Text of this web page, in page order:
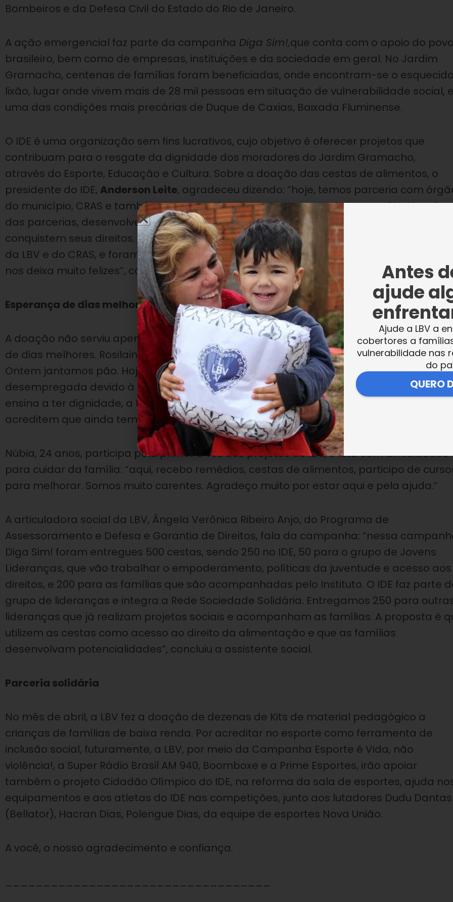
Bombeiros e da Defesa Civil do Estado do Rio de Janeiro.
A ação emergencial faz parte da campanha Diga Sim!,que conta com o apoio do
brasileiro, bem como de empresas, instituições e da sociedade em geral. No Jardim
Gramacho, centenas de famílias foram beneficiadas, onde encontram-se o
lixão, lugar onde vivem mais de 28 mil pessoas em situação de vulnerabilidade social,
uma das condições mais precárias de Duque de Caxias, Baixada Fluminense.
O IDE é uma organização sem fins lucrativos, cujo objetivo é oferecer projetos que
contribuam para o resgate da dignidade dos moradores do Jardim Gramacho,
através do Esporte, Educação e Cultura. Sobre a doação das cestas de alimentos, o
presidente do IDE, Anderson Leite, agradeceu dizendo: “hoje, temos parceria com
do município, CRAS e também uma grande e importante parceria com a LBV. Através
das parcerias, desenvolvemos as famílias, damos a elas ferramentas para que
conquistem seus direitos. Hoje, foi ministrado um curso para Jovens Lideranças,
da LBV e do CRAS, e foram entregues mais de 250 cestas básicas para as famílias, o
nos deixa muito felizes”, concluiu.
Esperança de dias melhores
A doação não serviu apenas para saciar a fome, mas também renovou as
de dias melhores. Rosilaine, 32 anos, fala da doação: “a cesta vai nos ajudar muito.
Ontem jantamos pão. Hoje, vamos almoçar e jantar. Vim andando, porque estou
desempregada devido à obesidade, mas cheguei e graças a Deus, consegui. O IDE
ensina a ter dignidade, a trabalhar e a ajudar aos seus. A mensagem que deixo é que
acreditem que ainda tem jeito, tendo um pouco de Boa Vontade e união, dá pra
Núbia, 24 anos, participa pela primeira vez dos projetos do IDE, e luta com dificuldades
para cuidar da família: “aqui, recebo remédios, cestas de alimentos, participo de
para melhorar. Somos muito carentes. Agradeço muito por estar aqui e pela ajuda.”
A articuladora social da LBV, Ângela Verônica Ribeiro Anjo, do Programa de
Assessoramento e Defesa e Garantia de Direitos, fala da campanha: “nessa
Diga Sim! foram entregues 500 cestas, sendo 250 no IDE, 50 para o grupo de Jovens
Lideranças, que vão trabalhar o empoderamento, políticas da juventude e acesso aos
direitos, e 200 para as famílias que são acompanhadas pelo Instituto. O IDE faz parte
grupo de lideranças e integra a Rede Sociedade Solidária. Entregamos 250 para
lideranças que já realizam projetos sociais e acompanham as famílias. A proposta é
utilizem as cestas como acesso ao direito da alimentação e que as famílias
desenvolvam potencialidades”, concluiu a assistente social.
Parceria solidária
No mês de abril, a LBV fez a doação de dezenas de Kits de material pedagógico a
crianças de famílias de baixa renda. Por acreditar no esporte como ferramenta de
inclusão social, futuramente, a LBV, por meio da Campanha Esporte é Vida, não
violência!, a Super Rádio Brasil AM 940, Boomboxe e a Prime Esportes, irão apoiar
também o projeto Cidadão Olímpico do IDE, na reforma da sala de esportes, ajuda
equipamentos e aos atletas do IDE nas competições, junto aos lutadores Dudu Dantas
(Bellator), Hacran Dias, Polengue Dias, da equipe de esportes Nova União.
A você, o nosso agradecimento e confiança.
Antes
ajude
Ajude a LBV a
cobertores a
vulnerabilidade nas
do
QUERO